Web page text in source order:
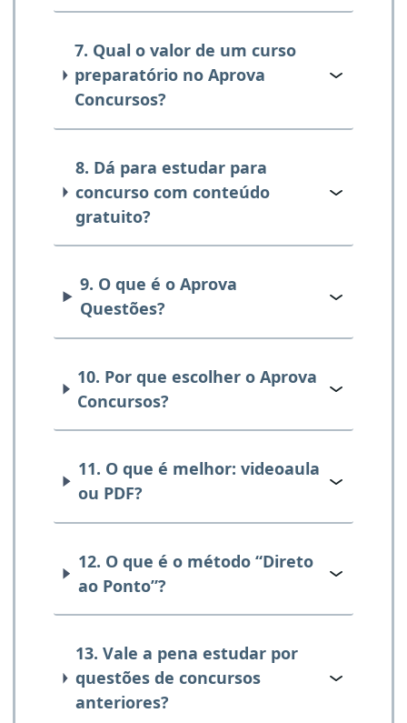
7. Qual o valor de um curso
preparatório no Aprova
Concursos?
8. Dá para estudar para
concurso com conteúdo
gratuito?
9. O que é o Aprova
Questões?
10. Por que escolher o Aprova
Concursos?
11. O que é melhor: videoaula
ou PDF?
12. O que é o método “Direto
ao Ponto”?
13. Vale a pena estudar por
questões de concursos
anteriores?